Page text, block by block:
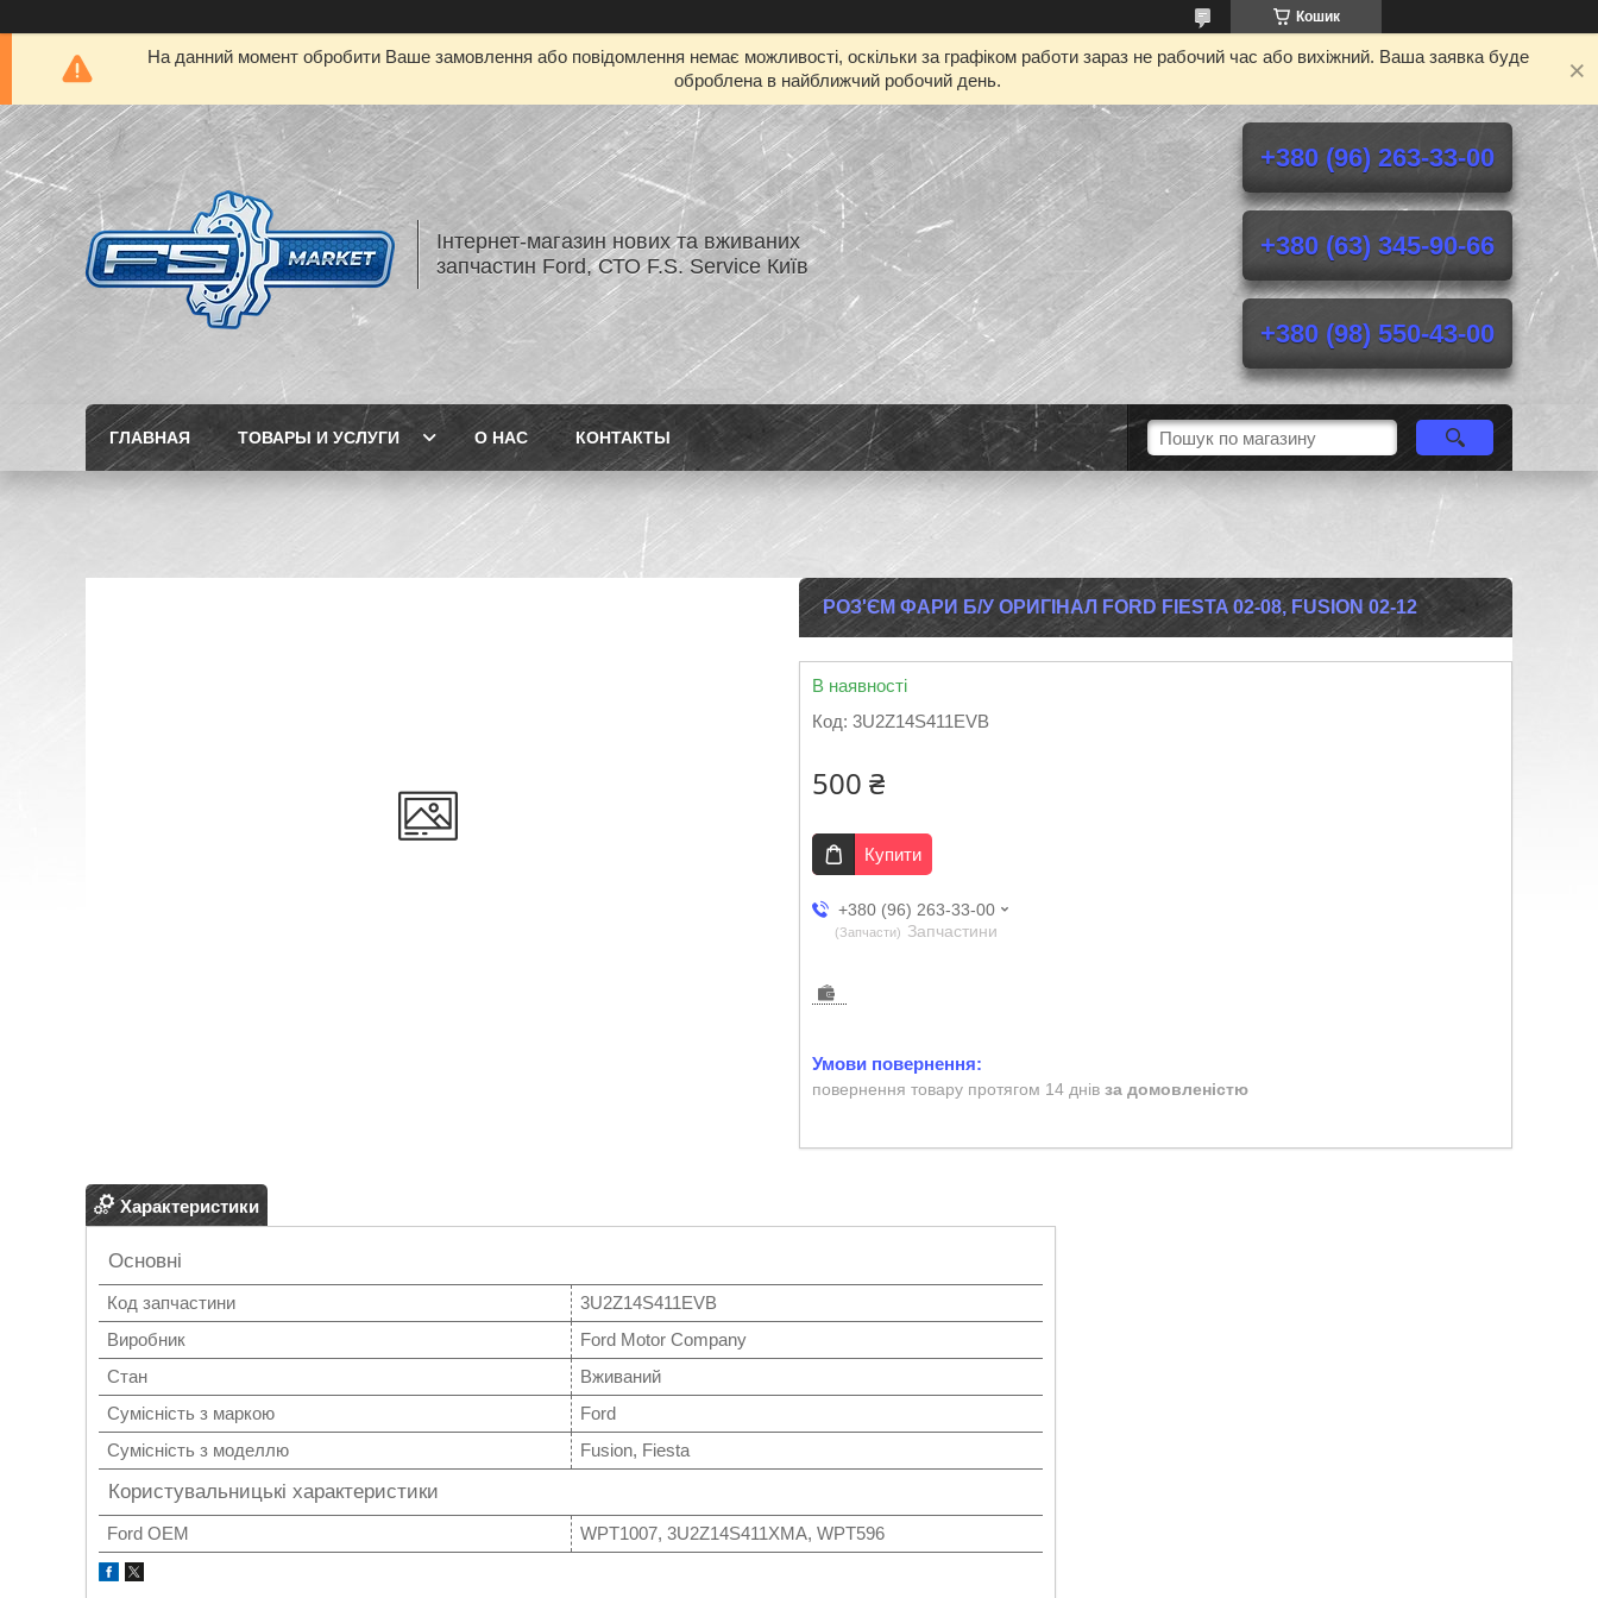
Кошик
На данний момент обробити Ваше замовлення або повідомлення немає можливості, оскільки за графіком работи зараз не рабочий час або вихіжний. Ваша заявка буде
оброблена в найближчий робочий день.
Інтернет-магазин нових та вживаних
запчастин Ford, СТО F.S. Service Київ
+380 (96) 263-33-00
+380 (63) 345-90-66
+380 (98) 550-43-00
ГЛАВНАЯ ТОВАРЫ И УСЛУГИ О НАС КОНТАКТЫ
РОЗ'ЄМ ФАРИ Б/У ОРИГІНАЛ FORD FIESTA 02-08, FUSION 02-12
В наявності
Код: 3U2Z14S411EVB
500 ₴
Купити
+380 (96) 263-33-00
Запчасти Запчастини
повернення товару протягом 14 днів за домовленістю
Характеристики
Основні
Код запчастини
3U2Z14S411EVB
Виробник
Ford Motor Company
Стан
Вживаний
Сумісність з маркою
Ford
Сумісність з моделлю
Fusion, Fiesta
Користувальницькі характеристики
Ford OEM WPT1007, 3U2Z14S411XMA, WPT596